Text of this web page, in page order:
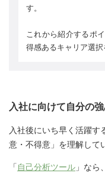
す。
これから紹介するポ
得感あるキャリア選択
入社に向けて自分の
入社後にいち早く活躍す
意・不得意」を理解して
「 自己分析ツール 」なら、